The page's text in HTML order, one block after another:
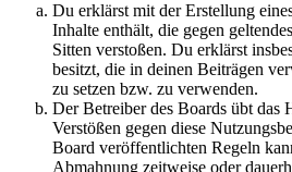
Du erklärst mit der Erstellung
Inhalte enthält, die gegen
Sitten verstoßen. Du erklärst
besitzt, die in deinen Beiträgen
zu setzen bzw. zu verwenden.
Der Betreiber des Boards übt das
Verstößen gegen diese
Board veröffentlichten Regeln
Abmahnung zeitweise oder